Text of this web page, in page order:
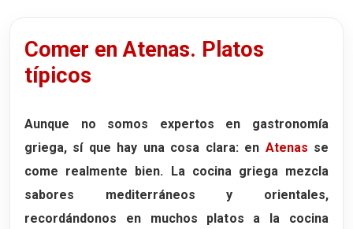
Comer en Atenas. Platos
típicos
Aunque no somos expertos en gastronomía
griega, sí que hay una cosa clara: en Atenas se
come realmente bien. La cocina griega mezcla
sabores mediterráneos y orientales,
recordándonos en muchos platos a la cocina